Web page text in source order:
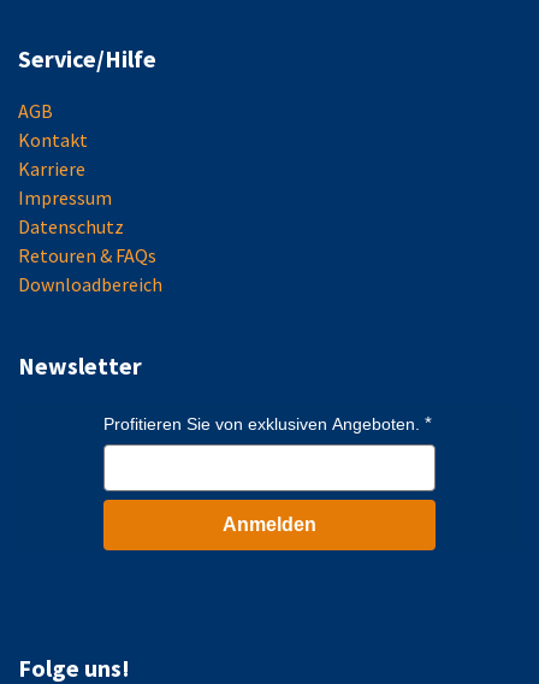
Service/Hilfe
AGB
Kontakt
Karriere
Impressum
Datenschutz
Retouren & FAQs
Downloadbereich
Newsletter
Profitieren Sie von exklusiven Angeboten.
Anmelden
Folge uns!